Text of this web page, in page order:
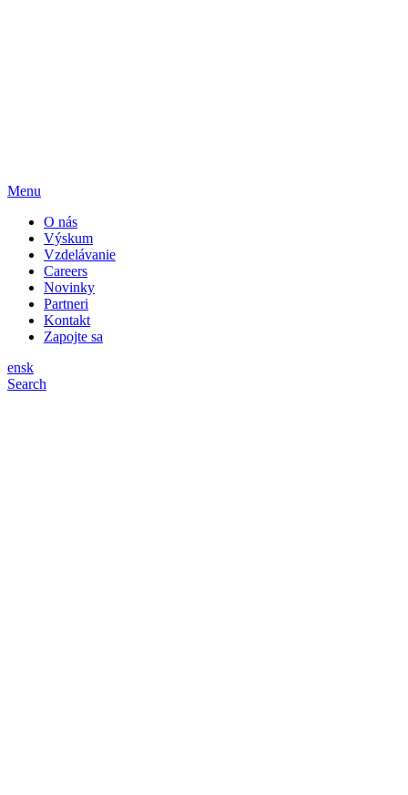
Menu
O nás
Výskum
Vzdelávanie
Careers
Novinky
Partneri
Kontakt
Zapojte sa
ensk
Search